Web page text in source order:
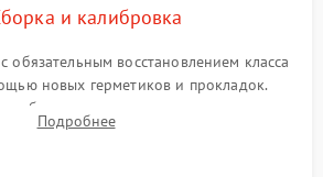
и калибровка
обязательным восстановлением класса
новых герметиков и прокладок.
матрицы по эталонному
для точного измерения температур.
Подробнее